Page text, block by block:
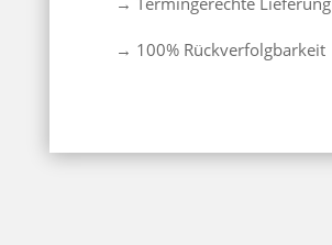
→ 100% Rückverfolgbarkeit